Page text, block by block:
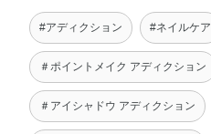
#アディクション #ネイルケア
＃ポイントメイク アディクション
＃アイシャドウ アディクション